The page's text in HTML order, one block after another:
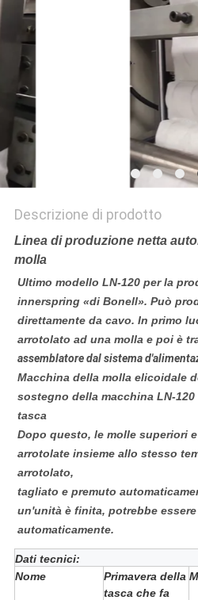
NORME
SULLA
PRIVACY
Descrizione di prodotto
Linea di produzione netta
molla
Ultimo modello LN-120 per la
innerspring «di Bonell». Può
direttamente da cavo. In primo
arrotolato ad una molla e poi è
assemblatore dal sistema
Macchina della molla elicoidale
sostegno della macchina LN-
tasca
Dopo questo, le molle superiori
arrotolate insieme allo stesso
arrotolato,
tagliato e premuto
un'unità è finita, potrebbe
automaticamente.
Dati tecnici:
Nome
Primavera della
tasca che fa